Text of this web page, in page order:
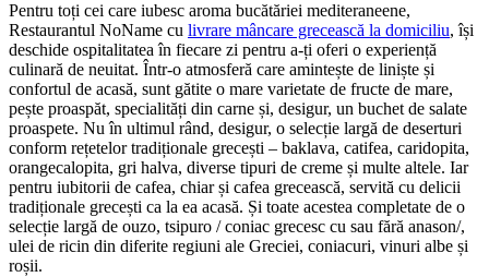
Pentru toți cei care iubesc aroma bucătăriei mediteraneene,
Restaurantul NoName cu livrare mâncare grecească la domiciliu, își
deschide ospitalitatea în fiecare zi pentru a-ți oferi o experiență
culinară de neuitat. Într-o atmosferă care amintește de liniște și
confortul de acasă, sunt gătite o mare varietate de fructe de mare,
pește proaspăt, specialități din carne și, desigur, un buchet de salate
proaspete. Nu în ultimul rând, desigur, o selecție largă de deserturi
conform rețetelor tradiționale grecești – baklava, catifea, caridopita,
orangecalopita, gri halva, diverse tipuri de creme și multe altele. Iar
pentru iubitorii de cafea, chiar și cafea grecească, servită cu delicii
tradiționale grecești ca la ea acasă. Și toate acestea completate de o
selecție largă de ouzo, tsipuro / coniac grecesc cu sau fără anason/,
ulei de ricin din diferite regiuni ale Greciei, coniacuri, vinuri albe și
roșii.